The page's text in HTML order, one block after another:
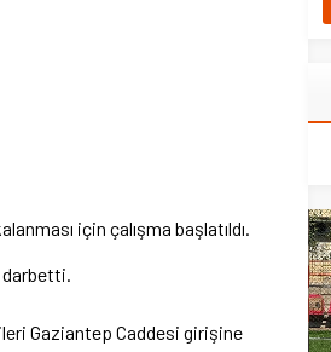
için çalışma başlatıldı.
darbetti.
Gaziantep Caddesi girişine